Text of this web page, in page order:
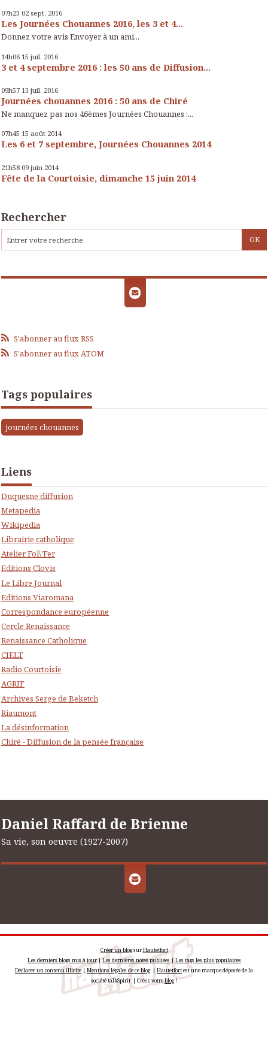
07h23 02 sept. 2016
Les Journées Chouannes 2016, les 3 et 4...
Donnez votre avis Envoyer à un ami...
14h06 15 juil. 2016
3 et 4 septembre 2016 : les 50 ans de Diffusion...
09h57 13 juil. 2016
Journées chouannes 2016 : 50 ans de Chiré
Ne manquez pas nos 46èmes Journées Chouannes :...
07h45 15 août 2014
Les 6 et 7 septembre, Journées Chouannes 2014
21h58 09 juin 2014
Fête de la Courtoisie, dimanche 15 juin 2014
Rechercher
S'abonner au flux RSS
S'abonner au flux ATOM
Tags populaires
journées chouannes
Liens
Duquesne diffusion
Metapedia
Wikipedia
Librairie catholique
Atelier Fol\'Fer
Editions Clovis
Le Libre Journal
Editions Viaromana
Correspondance européenne
Cercle Renaissance
Renaissance Catholique
CIELT
Radio Courtoisie
AGRIF
Archives Serge de Beketch
Riaumont
La désinformation
Chiré - Diffusion de la pensée française
Daniel Raffard de Brienne
Sa vie, son oeuvre (1927-2007)
Créer un blogsurHautetfort
Les derniers blogs mis à jour|Les dernières notes publiées |Les tags les plus populaires
Déclarer un contenu illicite|Mentions légales de ce blog| Hautetfortest une marque déposée de la
société talkSpirit | Créez votreblog!